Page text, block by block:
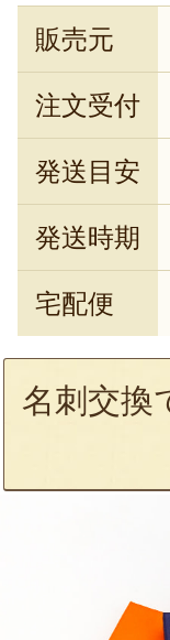
販売元
注文受付
発送目安
発送時期
宅配便
名刺交換